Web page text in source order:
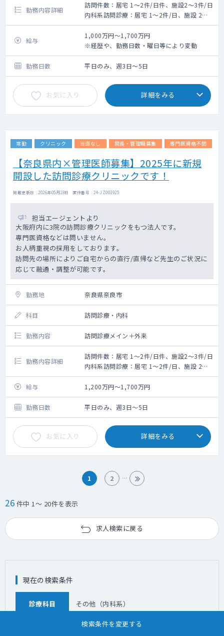
勤務内容詳細
訪問件数：居宅 1～2件/日件、施設2～3件/日
内科系訪問診療：居宅 1～2件/日、施設 2～3
件/日 ※看護師同行
オンコール有（６回程度/月⇒要相談、出動
数件/月⇒お看取りの場合は出動必須）
給与
1,000万円～1,700万円
※経歴や、勤務日数・曜日等により変動
勤務日数 平日のみ、週3日～5日
お気に入り 詳細をみる
常勤 クリニック 当直なし 院長・管理職募集 専門医資格不問
【奈良県内×管理医師募集】2025年に新規
開設した訪問診療クリニックです！
掲載更新日 : 2026年05月18日 案件番号 : 24-JZ001925
担当エージェントより
大阪府内に3院の訪問診療クリニックをもつ法人です。
専門医資格などは問いません。
お人柄重視の採用をしております。
訪問先の場所によりご自宅からの直行/直帰など先生のご状況に
応じて融通・調整が可能です。
勤務地 奈良県奈良市
科目 訪問診療・内科
勤務内容 訪問診療メイン＋外来
勤務内容詳細
訪問件数：居宅 1～2件/日件、施設2～3件/日
内科系訪問診療：居宅 1～2件/日、施設 2～3
件/日※看護師同行
オンコール有（６回程度/月⇒要相談、出動
数件/月⇒お看取りの場合は出動必須）
給与 1,200万円～1,700万円
勤務日数 平日のみ、週3日～5日
お気に入り 詳細をみる
1 2
26 件中 1～ 20件を表示
求人検索に戻る
検索条件を変更する
現在の検索条件
診療科目 その他（内科系）